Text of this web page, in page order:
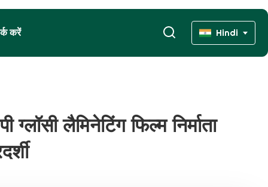
करें Hindi
ग्लॉसी लैमिनेटिंग फिल्म निर्माता
ग्लॉसी लैमिनेटिंग फिल्म निर्माता